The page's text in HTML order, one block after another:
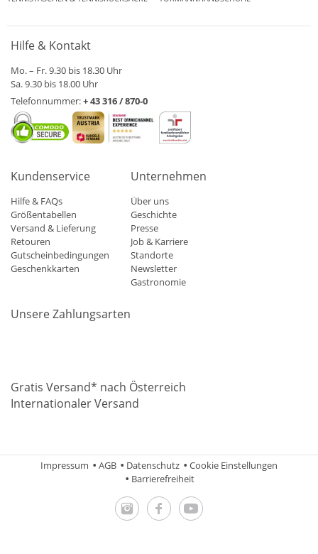
Hilfe & Kontakt
Mo. – Fr. 9.30 bis 18.30 Uhr
Sa. 9.30 bis 18.00 Uhr
Telefonnummer:+ 43 316 / 870-0
Kundenservice
Hilfe & FAQs
Größentabellen
Versand & Lieferung
Retouren
Gutscheinbedingungen
Geschenkkarten
Unternehmen
Über uns
Geschichte
Presse
Job & Karriere
Standorte
Newsletter
Gastronomie
Unsere Zahlungsarten
Gratis Versand* nach Österreich
Internationaler Versand
Impressum AGB Datenschutz
Cookie Einstellungen
Barrierefreiheit